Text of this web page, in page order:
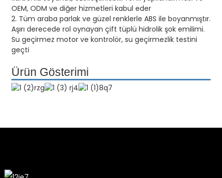
OEM, ODM ve diğer hizmetleri kabul eder
2. Tüm araba parlak ve güzel renklerle ABS ile boyanmıştır.
Aşırı derecede rol oynayan çift tüplü hidrolik şok emilimi.
Su geçirmez motor ve kontrolör, su geçirmezlik testini
geçti
Ürün Gösterimi